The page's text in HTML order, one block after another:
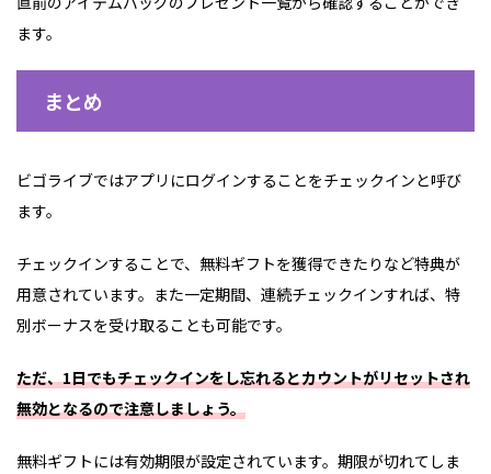
ます。
まとめ
ビゴライブではアプリにログインすることをチェックインと呼び
ます。
チェックインすることで、無料ギフトを獲得できたりなど特典が
用意されています。また一定期間、連続チェックインすれば、特
別ボーナスを受け取ることも可能です。
ただ、1日でもチェックインをし忘れるとカウントがリセットされ
無効となるので注意しましょう。
無料ギフトには有効期限が設定されています。期限が切れてしま